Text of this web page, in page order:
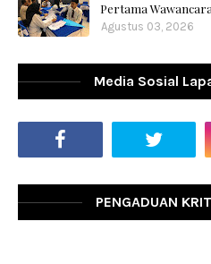
Pertama
Agustus 03, 2026
Media Sosial
PENGADUAN